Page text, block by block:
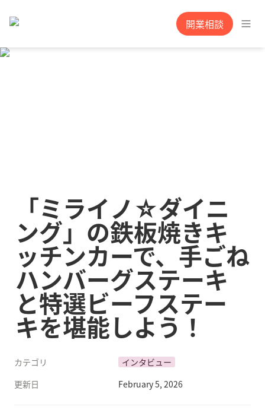
開業相談
「ミライノ☆ダイニ
ング」の鉄板焼きキ
ッチンカーで、手ごね
ハンバーグステーキ
と特選ビーフステー
キを堪能しよう！
カテゴリ
インタビュー
更新日
February 5, 2026